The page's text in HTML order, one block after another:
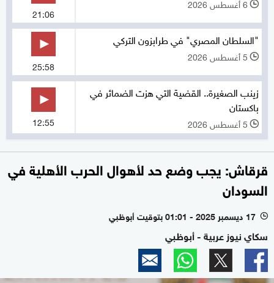
l 6 أغسطس 2026
21:06
"السلطان المصري" في طرابزون التركي
l 5 أغسطس 2026
25:58
زينب الصغيرة.. القضية التي هزت الضمائر في
باكستان
l 5 أغسطس 2026 12:55
قرقاش: يجب وضع حد لأهوال الحرب الأهلية في
السودان
l 17 ديسمبر 2025 - 01:01 بتوقيت أبوظبي
سكاي نيوز عربية - أبوظبي